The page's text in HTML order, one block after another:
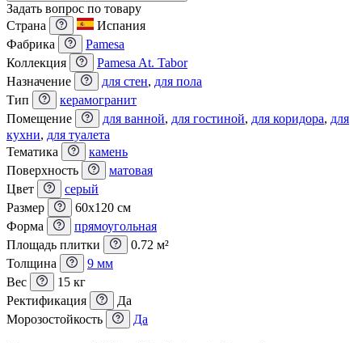
Задать вопрос по товару
Страна
Испания
Фабрика
Pamesa
Коллекция
Pamesa At. Tabor
Назначение
для стен, для пола
Тип
керамогранит
Помещение
для ванной, для гостиной, для коридора, для
кухни, для туалета
Тематика
камень
Поверхность
матовая
Цвет
серый
Размер
60x120 см
Форма
прямоугольная
Площадь плитки
0.72 м²
Толщина
9 мм
Вес
15 кг
Ректификация
Да
Морозостойкость
Да